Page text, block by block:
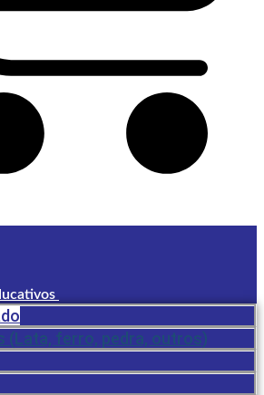
(Lata, ferro, pedra, outros)